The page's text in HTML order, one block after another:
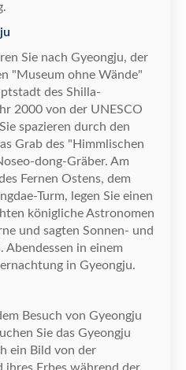
Sie nach Gyeongju, der
"Museum ohne Wände"
des Shilla-
2000 von der UNESCO
spazieren durch den
Grab des "Himmlischen
dong-Gräber. Am
Fernen Ostens, dem
Turm, legen Sie einen
königliche Astronomen
und sagten Sonnen- und
Abendessen in einem
in Gyeongju.
Besuch von Gyeongju
Sie das Gyeongju
ein Bild von der